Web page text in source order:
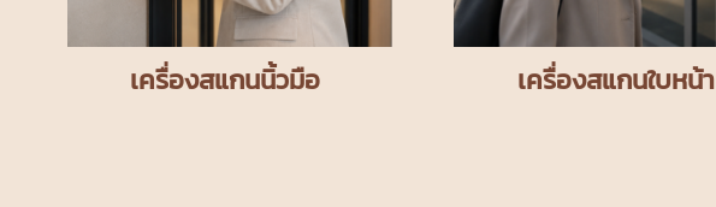
เครื่องสแกนนิ้วมือ เครื่องสแกนใบหน้า